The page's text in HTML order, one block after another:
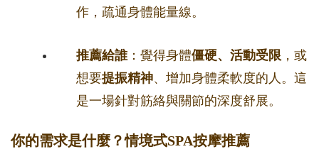
作，疏通身體能量線。
推薦給誰：覺得身體僵硬、活動受限 ，或
想要提振精神、增加身體柔軟度的人。這
是一場針對筋絡與關節的深度舒展。
你的需求是什麼？情境式SPA按摩推薦